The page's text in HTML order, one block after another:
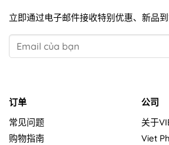
立即通过电子邮件接收特别优惠、新品到
订单
常见问题
购物指南
公司
关于
Viet